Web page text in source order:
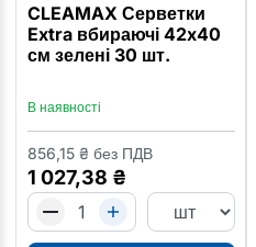
CLEAMAX Серветки
Extra вбираючі 42x40
см зелені 30 шт.
В наявності
1 027,38 ₴
856,15 ₴ без ПДВ